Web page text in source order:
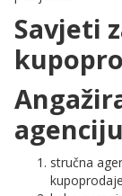
Savjeti
stručna